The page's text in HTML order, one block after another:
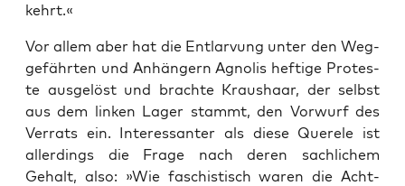
kehrt.«
Vor allem aber hat die Ent­lar­vung unter den Weg­
ge­fähr­ten und Anhän­gern Agno­lis hef­ti­ge Pro­tes­
te aus­ge­löst und brach­te Kraus­haar, der selbst
aus dem lin­ken Lager stammt, den Vor­wurf des
Ver­rats ein. Inter­es­san­ter als die­se Que­r­e­le ist
aller­dings die Fra­ge nach deren sach­li­chem
Gehalt, also: »Wie faschis­tisch waren die Acht­